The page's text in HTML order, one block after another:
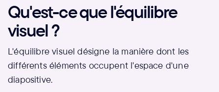
Qu'est-ce que l'équilibre
visuel ?
L'équilibre visuel désigne la manière dont les
différents éléments occupent l'espace d'une
diapositive.